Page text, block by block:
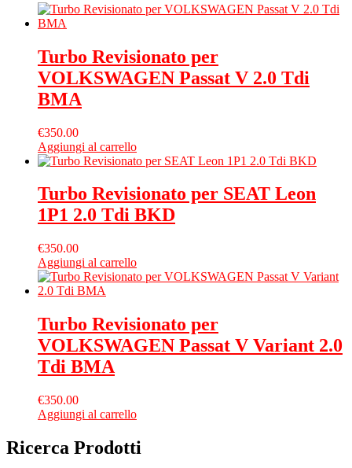
Turbo Revisionato per
VOLKSWAGEN Passat V 2.0 Tdi
BMA
€350.00
Aggiungi al carrello
Turbo Revisionato per SEAT Leon
1P1 2.0 Tdi BKD
€350.00
Aggiungi al carrello
Turbo Revisionato per
VOLKSWAGEN Passat V Variant 2.0
Tdi BMA
€350.00
Aggiungi al carrello
Ricerca Prodotti